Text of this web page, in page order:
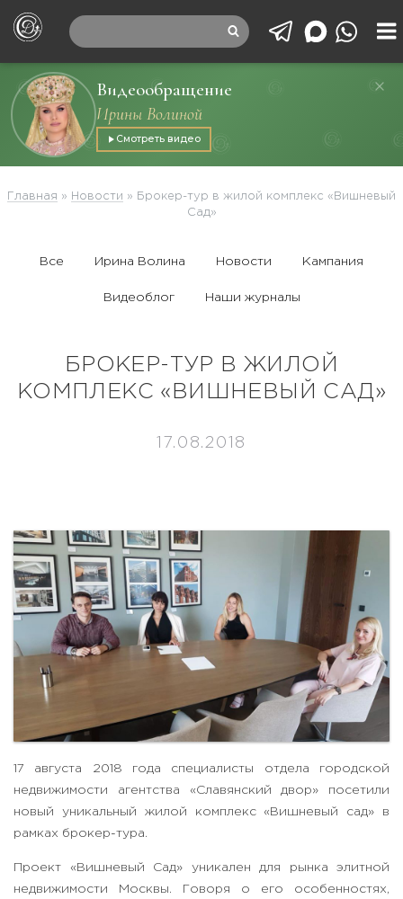
Видеообращение
Ирины Волиной
Смотреть видео
Главная » Новости »
Брокер-тур в жилой комплекс «Вишневый
Сад»
Все Ирина Волина Новости Кампания
Видеоблог Наши журналы
БРОКЕР-ТУР В ЖИЛОЙ
КОМПЛЕКС «ВИШНЕВЫЙ САД»
17.08.2018
17 августа 2018 года специалисты отдела городской
недвижимости агентства «Славянский двор» посетили
новый уникальный жилой комплекс «Вишневый сад» в
рамках брокер-тура.
Проект «Вишневый Сад» уникален для рынка элитной
недвижимости Москвы. Говоря о его особенностях,